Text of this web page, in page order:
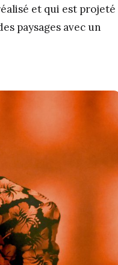
et qui est projeté
paysages avec un